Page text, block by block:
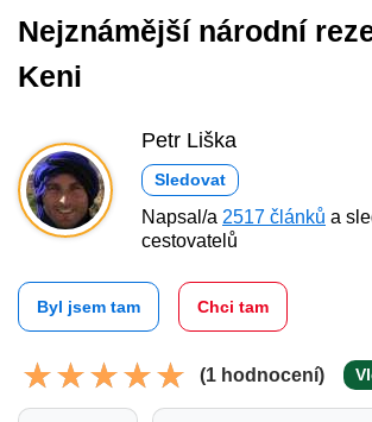
Nejznámější národní
Keni
Petr Liška
Sledovat
Napsal/a 2517 článků a
cestovatelů
Byl jsem tam Chci tam
(1 hodnocení)